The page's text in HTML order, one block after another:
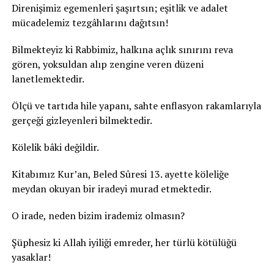
Direnişimiz egemenleri şaşırtsın; eşitlik ve adalet
mücadelemiz tezgâhlarını dağıtsın!
Bilmekteyiz ki Rabbimiz, halkına açlık sınırını reva
gören, yoksuldan alıp zengine veren düzeni
lanetlemektedir.
Ölçü ve tartıda hile yapanı, sahte enflasyon rakamlarıyla
gerçeği gizleyenleri bilmektedir.
Kölelik bâki değildir.
Kitabımız Kur’an, Beled Sûresi 13. ayette köleliğe
meydan okuyan bir iradeyi murad etmektedir.
O irade, neden bizim irademiz olmasın?
Şüphesiz ki Allah iyiliği emreder, her türlü kötülüğü
yasaklar!